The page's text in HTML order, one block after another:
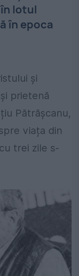
lotul
în epoca
și
prietenă
Pătrășcanu,
viața din
trei zile s-